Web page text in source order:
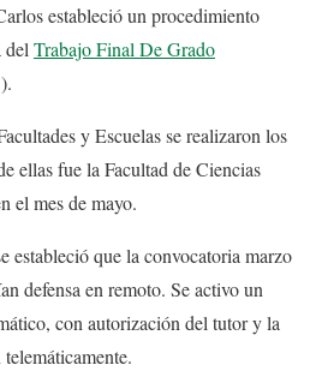
estableció un procedimiento
del Trabajo Final De Grado
y Escuelas se realizaron los
ellas fue la Facultad de Ciencias
el mes de mayo.
estableció que la convocatoria marzo
defensa en remoto. Se activo un
con autorización del tutor y la